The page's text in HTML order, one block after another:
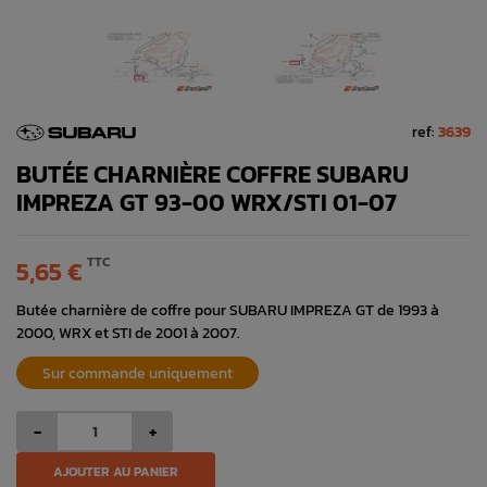
ref:3639
BUTÉE CHARNIÈRE COFFRE SUBARU
IMPREZA GT 93-00 WRX/STI 01-07
5,65 € TTC
Butée charnière de coffre pour SUBARU IMPREZA GT de 1993 à
2000, WRX et STI de 2001 à 2007.
Sur commande uniquement
- +
AJOUTER AU PANIER